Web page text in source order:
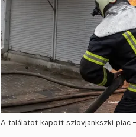
A találatot kapott szlovjankszki piac